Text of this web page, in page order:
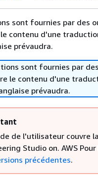
sont fournies par des
contenu d'une
prévaudra.
sont fournies par
le contenu d'une
prévaudra.
de l'utilisateur couvre
Studio on. AWS
précédentes.